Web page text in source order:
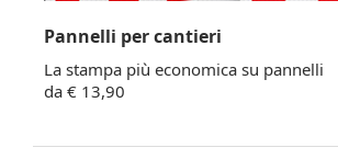
Pannelli per cantieri
La stampa più economica su pannelli
da € 13,90